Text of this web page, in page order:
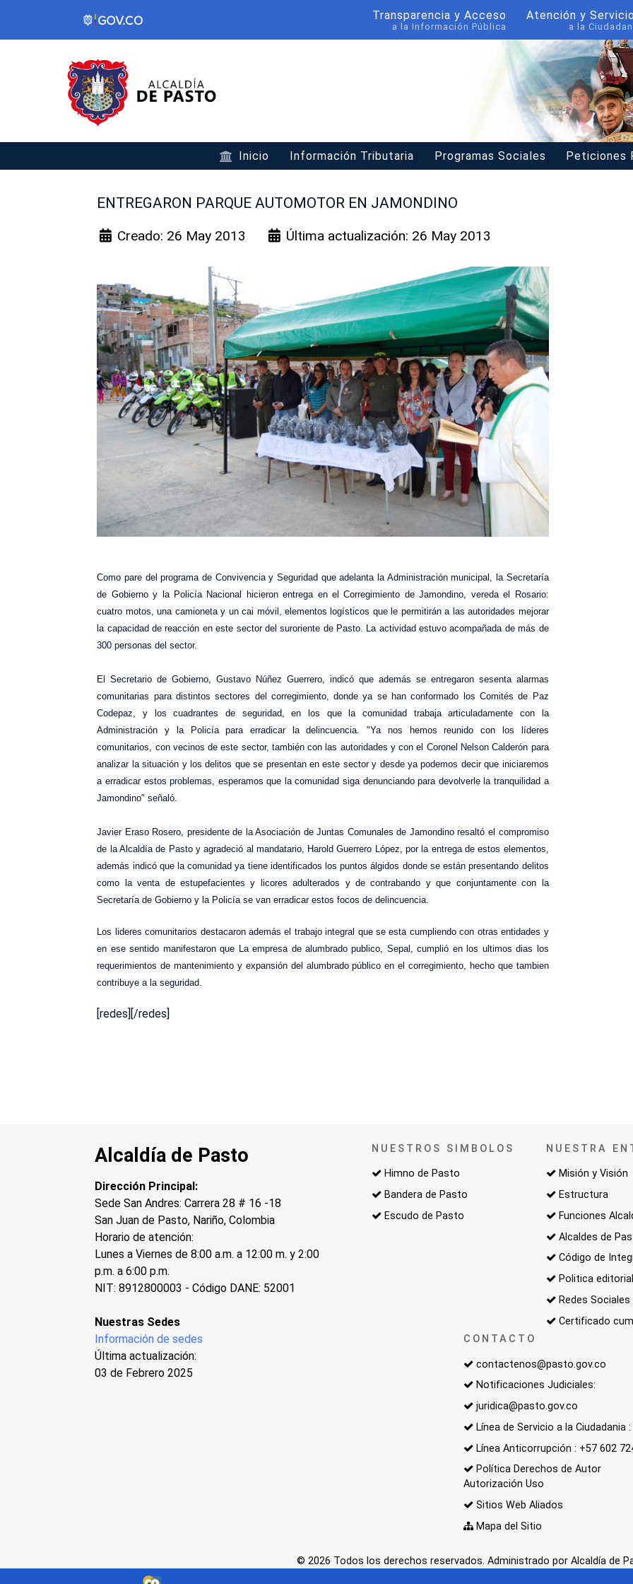
Transparencia y Acceso
a la Información Pública
Atención y
a la
Inicio Información Tributaria Programas Sociales Peticiones
ENTREGARON PARQUE AUTOMOTOR EN JAMONDINO
Creado: 26 May 2013 Última actualización: 26 May 2013
Como pare del programa de Convivencia y Seguridad que adelanta la Administración municipal, la Secretaría
de Gobierno y la Policía Nacional hicieron entrega en el Corregimiento de Jamondino, vereda el Rosario:
cuatro motos, una camioneta y un cai móvil, elementos logísticos que le permitirán a las autoridades mejorar
la capacidad de reacción en este sector del suroriente de Pasto. La actividad estuvo acompañada de más de
300 personas del sector.
El Secretario de Gobierno, Gustavo Núñez Guerrero, indicó que además se entregaron sesenta alarmas
comunitarias para distintos sectores del corregimiento, donde ya se han conformado los Comités de Paz
Codepaz, y los cuadrantes de seguridad, en los que la comunidad trabaja articuladamente con la
Administración y la Policía para erradicar la delincuencia. "Ya nos hemos reunido con los líderes
comunitarios, con vecinos de este sector, también con las autoridades y con el Coronel Nelson Calderón para
analizar la situación y los delitos que se presentan en este sector y desde ya podemos decir que iniciaremos
a erradicar estos problemas, esperamos que la comunidad siga denunciando para devolverle la tranquilidad a
Jamondino" señaló.
Javier Eraso Rosero, presidente de la Asociación de Juntas Comunales de Jamondino resaltó el compromiso
de la Alcaldía de Pasto y agradeció al mandatario, Harold Guerrero López, por la entrega de estos elementos,
además indicó que la comunidad ya tiene identificados los puntos álgidos donde se están presentando delitos
como la venta de estupefacientes y licores adulterados y de contrabando y que conjuntamente con la
Secretaría de Gobierno y la Policía se van erradicar estos focos de delincuencia.
Los lideres comunitarios destacaron además el trabajo integral que se esta cumpliendo con otras entidades y
en ese sentido manifestaron que La empresa de alumbrado publico, Sepal, cumplió en los ultimos dias los
requerimientos de mantenimiento y expansión del alumbrado público en el corregimiento, hecho que tambien
contribuye a la seguridad.
[redes][/redes]
Alcaldía de Pasto
Dirección Principal:
Sede San Andres: Carrera 28 # 16 -18
San Juan de Pasto, Nariño, Colombia
Horario de atención:
Lunes a Viernes de 8:00 a.m. a 12:00 m. y 2:00
p.m. a 6:00 p.m.
NIT: 8912800003 - Código DANE: 52001
Nuestras Sedes
Información de sedes
Última actualización:
03 de Febrero 2025
NUESTROS SIMBOLOS
Himno de Pasto
Bandera de Pasto
Escudo de Pasto
NUESTRA
Misión y Visión
Estructura
Funciones
Alcaldes de
Código de
Politica editorial
Redes Sociales
Certificado
CONTACTO
contactenos@pasto.gov.co
Notificaciones Judiciales:
juridica@pasto.gov.co
Línea de Servicio a la Ciudadania
Línea Anticorrupción : +57 602
Política Derechos de Autor
Autorización Uso
Sitios Web Aliados
Mapa del Sitio
© 2026 Todos los derechos reservados. Administrado por Alcaldía de